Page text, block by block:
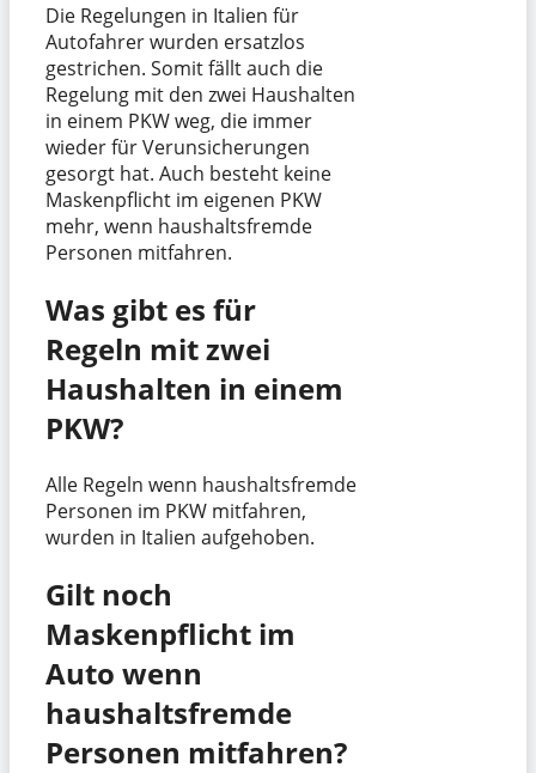
Die Regelungen in Italien für
Autofahrer wurden ersatzlos
gestrichen. Somit fällt auch die
Regelung mit den zwei Haushalten
in einem PKW weg, die immer
wieder für Verunsicherungen
gesorgt hat. Auch besteht keine
Maskenpflicht im eigenen PKW
mehr, wenn haushaltsfremde
Personen mitfahren.
Was gibt es für
Regeln mit zwei
Haushalten in einem
PKW?
Alle Regeln wenn haushaltsfremde
Personen im PKW mitfahren,
wurden in Italien aufgehoben.
Gilt noch
Maskenpflicht im
Auto wenn
haushaltsfremde
Personen mitfahren?